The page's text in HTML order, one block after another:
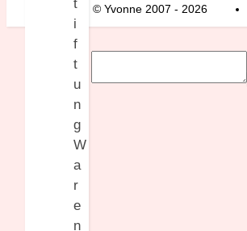
© Yvonne 2007 - 2026